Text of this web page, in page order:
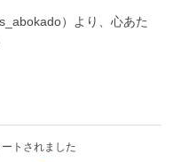
）より、心あた
トされました